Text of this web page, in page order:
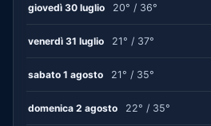
giovedì 30 luglio 20° / 36°
venerdì 31 luglio 21° / 37°
sabato 1 agosto 21° / 35°
domenica 2 agosto 22° / 35°